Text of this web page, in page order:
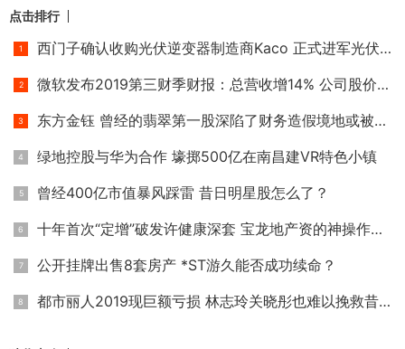
点击排行
西门子确认收购光伏逆变器制造商Kaco 正式进军光伏家用储能市
微软发布2019第三财季财报：总营收增14% 公司股价狂涨市值破万
东方金钰 曾经的翡翠第一股深陷了财务造假境地或被退市
绿地控股与华为合作 壕掷500亿在南昌建VR特色小镇
曾经400亿市值暴风踩雷 昔日明星股怎么了？
十年首次“定增”破发许健康深套 宝龙地产资的神操作让资本饥
公开挂牌出售8套房产 *ST游久能否成功续命？
都市丽人2019现巨额亏损 林志玲关晓彤也难以挽救昔日内衣一姐